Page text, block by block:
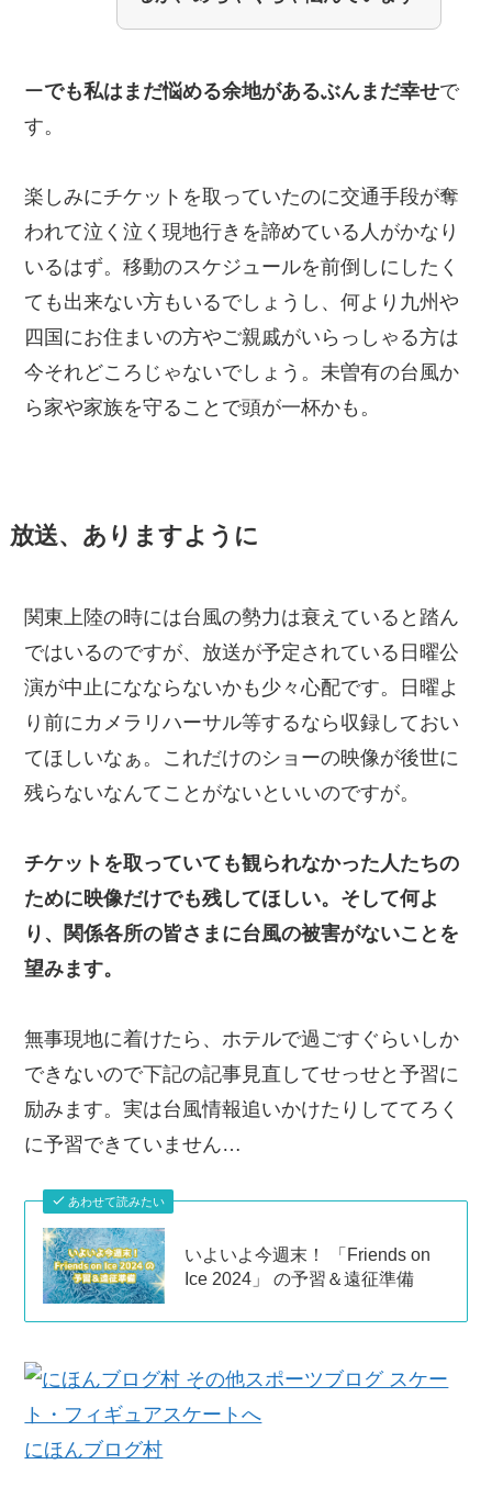
ーでも私はまだ悩める余地があるぶんまだ幸せで
す。
楽しみにチケットを取っていたのに交通手段が奪
われて泣く泣く現地行きを諦めている人がかなり
いるはず。移動のスケジュールを前倒しにしたく
ても出来ない方もいるでしょうし、何より九州や
四国にお住まいの方やご親戚がいらっしゃる方は
今それどころじゃないでしょう。未曽有の台風か
ら家や家族を守ることで頭が一杯かも。
放送、ありますように
関東上陸の時には台風の勢力は衰えていると踏ん
ではいるのですが、放送が予定されている日曜公
演が中止になならないかも少々心配です。日曜よ
り前にカメラリハーサル等するなら収録しておい
てほしいなぁ。これだけのショーの映像が後世に
残らないなんてことがないといいのですが。
チケットを取っていても観られなかった人たちの
ために映像だけでも残してほしい。そして何よ
り、関係各所の皆さまに台風の被害がないことを
望みます。
無事現地に着けたら、ホテルで過ごすぐらいしか
できないので下記の記事見直してせっせと予習に
励みます。実は台風情報追いかけたりしててろく
に予習できていません…
あわせて読みたい
いよいよ今週末！ 「Friends on
Ice 2024」 の予習＆遠征準備
にほんブログ村